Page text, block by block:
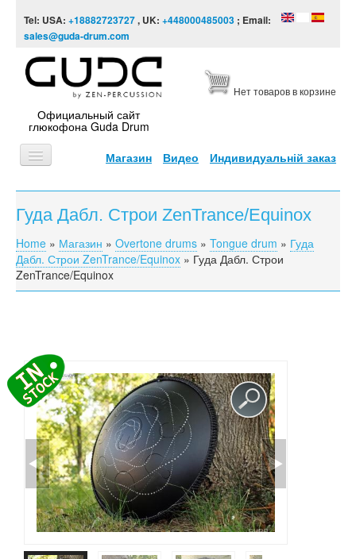
Tel: USA: +18882723727, UK: +448000485003 ; Email:
sales@guda-drum.com
Официальный сайт
глюкофона Guda Drum
Нет товаров в корзине
Магазин Видео Индивидуальній заказ
ГЛАВНАЯ
ТИПЫ
ДИЗАЙНЫ
ВИДЕО
КОНТАКТЫ
ЗАКАЗАТЬ
МАГАЗИН
АКЦИИ
Гуда Дабл. Строи ZenTrance/Equinox
You are here
Home » Магазин » Overtone drums » Tongue drum » Гуда
Дабл. Строи ZenTrance/Equinox » Гуда Дабл. Строи
ZenTrance/Equinox